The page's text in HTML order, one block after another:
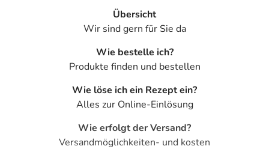
Übersicht
Wir sind gern für Sie da
Wie bestelle ich?
Produkte finden und bestellen
Wie löse ich ein Rezept ein?
Alles zur Online-Einlösung
Wie erfolgt der Versand?
Versandmöglichkeiten- und kosten